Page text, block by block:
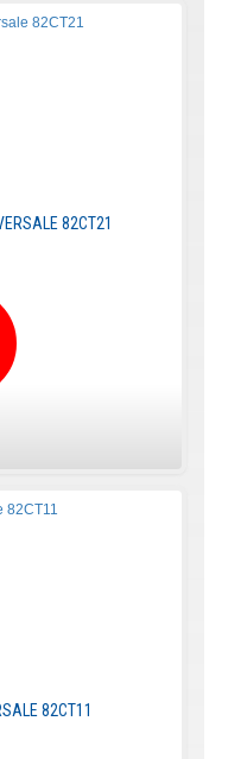
82CT21
82CT11